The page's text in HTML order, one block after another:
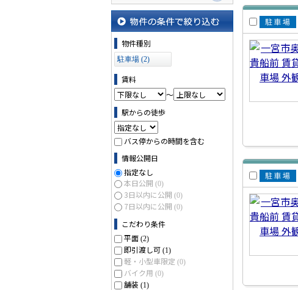
地図から探す
物件の条件で絞り込む
物件種別
駐車場 (2)
賃料
～
駅からの徒歩
バス停からの時間を含む
情報公開日
指定なし
本日公開 (0)
3日以内に公開 (0)
7日以内に公開 (0)
こだわり条件
平面 (2)
即引渡し可 (1)
軽・小型車限定 (0)
バイク用 (0)
舗装 (1)
賃貸駐
車場
賃貸駐
車場